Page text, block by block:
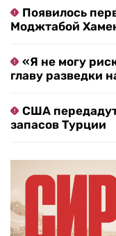
Появилось
Моджтабой
«Я не могу
главу разведки
США передадут
запасов Турции